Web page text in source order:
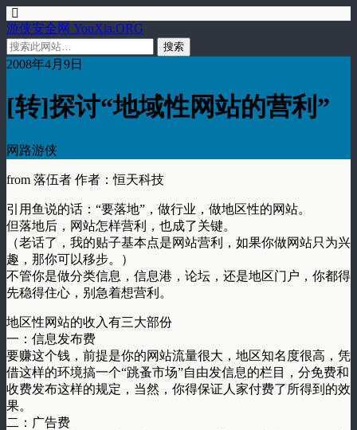
游侠安全网 YouXia.ORG
2008年4月9日
[转]探讨“地域性网站的营利”
网路游侠
from 落伍者 作者：恒天科技
引用鱼说的话：“要落地”，做行业，做地区性的网站。
但落地后，网站怎样营利，也成了关键。
（老话了，我的贴子基本点是网站营利，如果你做网站只为兴
趣，那你可以移步。）
不管你是做分类信息，信息港，论坛，还是地区门户，你都得
先稳得住心，别急着想营利。
地区性网站的收入有三大部份
一：信息发布费
要赚这个钱，前提是你的网站流量很大，地区知名度很高，凭
借这样的环境搞一个“跳蚤市场”自由发信息的栏目，分免费和
收费发布这样的规定，当然，你得保证人家付费了所得到的效
果。
二：广告费